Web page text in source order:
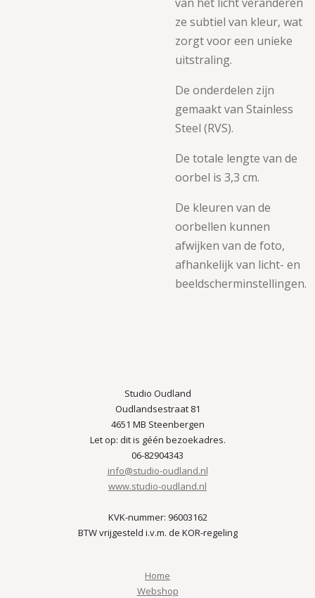
ze subtiel van kleur, wat
zorgt voor een unieke
uitstraling.
De onderdelen zijn
gemaakt van Stainless
Steel (RVS).
De totale lengte van de
oorbel is 3,3 cm.
De kleuren van de
oorbellen kunnen
afwijken van de foto,
afhankelijk van licht- en
beeldscherminstellingen.
Studio Oudland
Oudlandsestraat 81
4651 MB Steenbergen
Let op: dit is géén bezoekadres.
06-82904343
info@studio-oudland.nl
www.studio-oudland.nl
KVK-nummer: 96003162
BTW vrijgesteld i.v.m. de KOR-regeling
Home
Webshop